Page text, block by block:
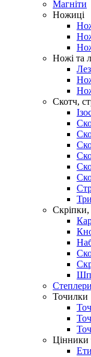
Магніти
Ножиці
Ножі та
Скотч,
Степлери
Точилки
Цінники